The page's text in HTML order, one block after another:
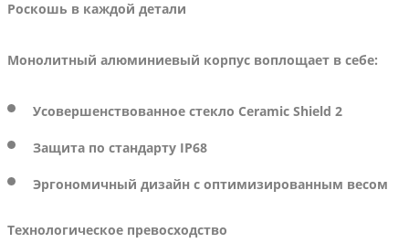
Роскошь в каждой детали
Монолитный алюминиевый корпус воплощает в себе:
Усовершенствованное стекло Ceramic Shield 2
Защита по стандарту IP68
Эргономичный дизайн с оптимизированным весом
Технологическое превосходство